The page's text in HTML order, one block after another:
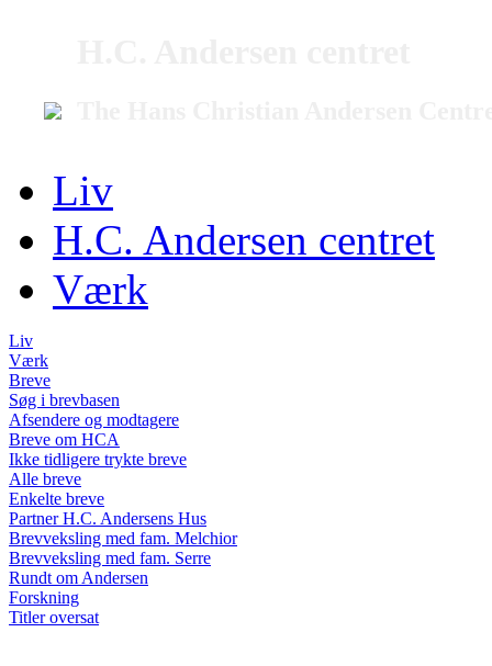
Liv
H.C. Andersen centret
Værk
Liv
Værk
Breve
Søg i brevbasen
Afsendere og modtagere
Breve om HCA
Ikke tidligere trykte breve
Alle breve
Enkelte breve
Partner H.C. Andersens Hus
Brevveksling med fam. Melchior
Brevveksling med fam. Serre
Rundt om Andersen
Forskning
Titler oversat